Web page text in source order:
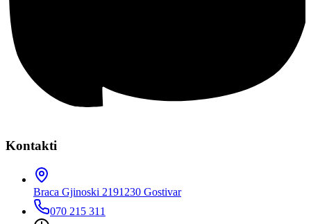
Kontakti
Braca Gjinoski 2191230 Gostivar
070 215 311